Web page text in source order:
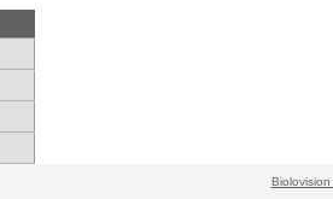
Biolovision